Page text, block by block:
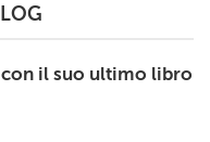
il suo ultimo libro